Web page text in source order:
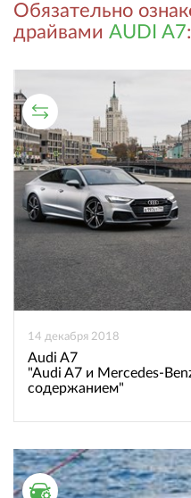
во
ВКонтакте
в
Обязательно
драйвами AUDI A7:
СРАВНИТЕЛЬНЫЙ ТЕСТ
14 декабря 2018
Audi A7
"Audi A7 и Mercedes-
содержанием"
ТЕСТ ДРАЙВ